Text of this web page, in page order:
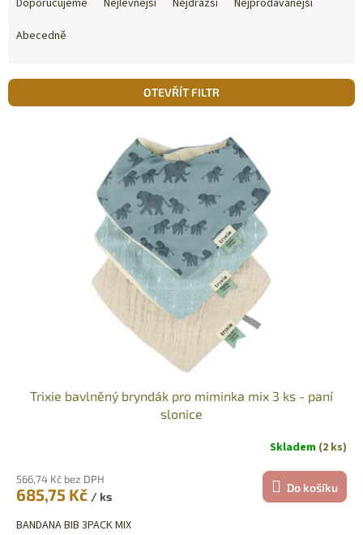
p
r
Doporučujeme Nejlevnější Nejdražší
Nejprodávanější
Abecedně
OTEVŘÍT FILTR
Trixie bavlněný bryndák pro miminka mix 3 ks - paní
slonice
Skladem (2 ks)
566,74 Kč bez DPH
685,75 Kč / ks
Do košíku
BANDANA BIB 3PACK MIX